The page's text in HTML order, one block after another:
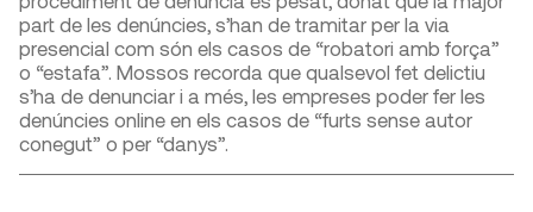
part de les denúncies, s’han de tramitar per la via
presencial com són els casos de “robatori amb força”
o “estafa”. Mossos recorda que qualsevol fet delictiu
s’ha de denunciar i a més, les empreses poder fer les
denúncies online en els casos de “furts sense autor
conegut” o per “danys”.